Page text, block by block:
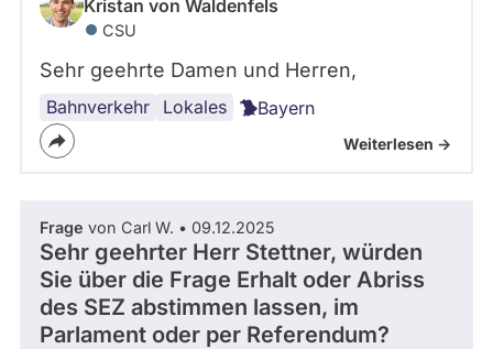
Kristan von Waldenfels
CSU
Sehr geehrte Damen und Herren,
Bahnverkehr Lokales Bayern
Weiterlesen ->
Frage von Carl W. • 09.12.2025
Sehr geehrter Herr Stettner, würden
Sie über die Frage Erhalt oder Abriss
des SEZ abstimmen lassen, im
Parlament oder per Referendum?